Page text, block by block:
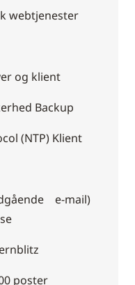
webtjenester
og klient
Backup
(NTP) Klient
e-mail)
poster